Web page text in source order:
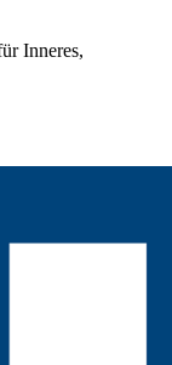
Inneres,